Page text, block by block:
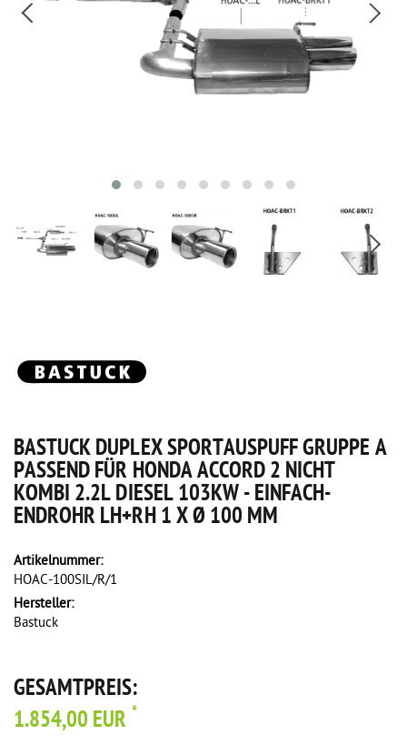
BASTUCK DUPLEX SPORTAUSPUFF GRUPPE A
PASSEND FÜR HONDA ACCORD 2 NICHT
KOMBI 2.2L DIESEL 103KW - EINFACH-
ENDROHR LH+RH 1 X Ø 100 MM
Artikelnummer:
HOAC-100SIL/R/1
Hersteller:
Bastuck
GESAMTPREIS:
1.854,00 EUR *